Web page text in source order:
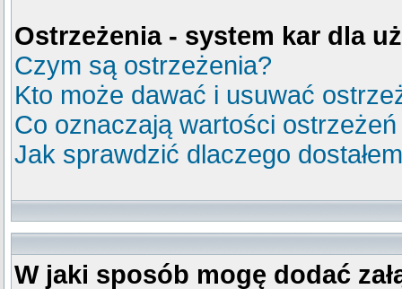
Ostrzeżenia - system kar dla
Czym są ostrzeżenia?
Kto może dawać i usuwać
Co oznaczają wartości
Jak sprawdzić dlaczego
W jaki sposób mogę dodać